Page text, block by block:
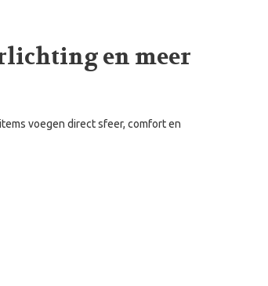
en meer
voegen direct sfeer, comfort en